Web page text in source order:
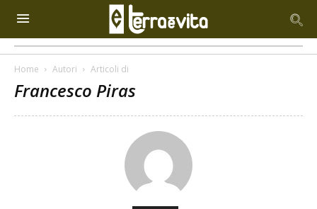
Home Autori Articoli di
Francesco Piras